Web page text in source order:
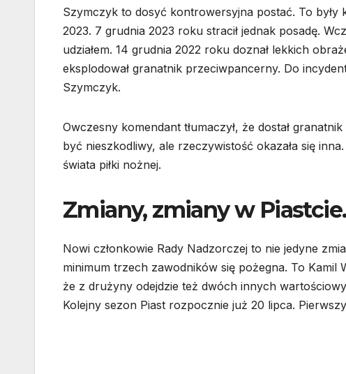
Szymczyk to dosyć kontrowersyjna postać. To były
2023. 7 grudnia 2023 roku stracił jednak posadę.
udziałem. 14 grudnia 2022 roku doznał lekkich
eksplodował granatnik przeciwpancerny. Do
Szymczyk.
Owczesny komendant tłumaczył, że dostał
być nieszkodliwy, ale rzeczywistość okazała się
świata piłki nożnej.
Zmiany, zmiany w
Nowi członkowie Rady Nadzorczej to nie jedyne
minimum trzech zawodników się pożegna. To
że z drużyny odejdzie też dwóch innych
Kolejny sezon Piast rozpocznie już 20 lipca.